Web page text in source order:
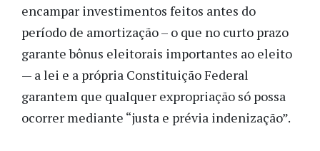
encampar investimentos feitos antes do
período de amortização – o que no curto prazo
garante bônus eleitorais importantes ao eleito
— a lei e a própria Constituição Federal
garantem que qualquer expropriação só possa
ocorrer mediante “justa e prévia indenização”.